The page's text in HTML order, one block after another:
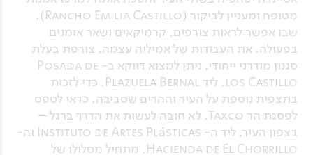
מטופח ומעניין לביקור (Rancho Emilia Castillo),
שבו אפשר לראות צורפים, קרמיקאים ושאר אומנים
בפעולה. את העבודות של אמיליה עצמה, צורפת בעלת
סגנון מודרני ייחודי, ניתן למצוא דווקא ב- Posada de
los Castillo, ליד Plazuela Bernal. כדי לזכות
בתצפית נוספת על העיר וההרים שסביבה, כדאי לטפס
לפסגת הר Taxco. לא חובה לעשות את הדרך ברגל –
בצפון העיר, ליד ה- Instituto de Artes Plásticas וה-
Hacienda de El Chorrillo, מתחיל מסלולו של